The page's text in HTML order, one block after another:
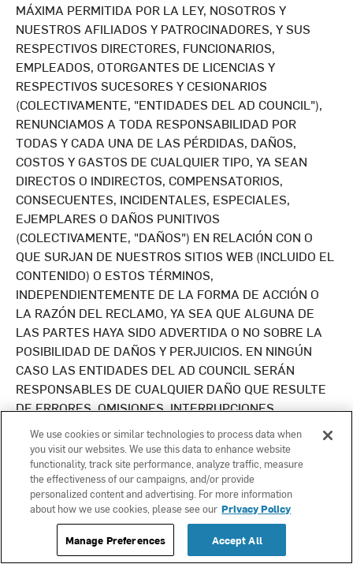
MÁXIMA PERMITIDA POR LA LEY, NOSOTROS Y
NUESTROS AFILIADOS Y PATROCINADORES, Y SUS
RESPECTIVOS DIRECTORES, FUNCIONARIOS,
EMPLEADOS, OTORGANTES DE LICENCIAS Y
RESPECTIVOS SUCESORES Y CESIONARIOS
(COLECTIVAMENTE, "ENTIDADES DEL AD COUNCIL"),
RENUNCIAMOS A TODA RESPONSABILIDAD POR
TODAS Y CADA UNA DE LAS PÉRDIDAS, DAÑOS,
COSTOS Y GASTOS DE CUALQUIER TIPO, YA SEAN
DIRECTOS O INDIRECTOS, COMPENSATORIOS,
CONSECUENTES, INCIDENTALES, ESPECIALES,
EJEMPLARES O DAÑOS PUNITIVOS
(COLECTIVAMENTE, "DAÑOS") EN RELACIÓN CON O
QUE SURJAN DE NUESTROS SITIOS WEB (INCLUIDO EL
CONTENIDO) O ESTOS TÉRMINOS,
INDEPENDIENTEMENTE DE LA FORMA DE ACCIÓN O
LA RAZÓN DEL RECLAMO, YA SEA QUE ALGUNA DE
LAS PARTES HAYA SIDO ADVERTIDA O NO SOBRE LA
POSIBILIDAD DE DAÑOS Y PERJUICIOS. EN NINGÚN
CASO LAS ENTIDADES DEL AD COUNCIL SERÁN
RESPONSABLES DE CUALQUIER DAÑO QUE RESULTE
DE ERRORES, OMISIONES, INTERRUPCIONES,
ELIMINACIÓN DE ARCHIVOS, DEFECTOS, RETRASOS EN
LA OPERACIÓN O TRANSMISIÓN, O CUALQUIER FALLA
EN EL RENDIMIENTO, YA SEA CAUSADA O NO POR
ACONTECIMIENTOS FUERA DEL CONTROL RAZONABLE
DEL AD COUNCIL, INCLUIDOS, ENTRE OTROS, CASOS
FORTUITOS, FALLAS DE LA LÍNEA DE COMUNICACIÓN,
ROBO, DESTRUCCIÓN O ACCESO NO AUTORIZADO A
LOS REGISTROS, PROGRAMAS O SERVICIOS DE ESTE
We use cookies or similar technologies to process data when
you visit our websites. We use this data to enhance website
functionality, track site performance, analyze traffic, measure
the effectiveness of our campaigns, and/or provide
personalized content and advertising. For more information
about how we use cookies, please see our Privacy Policy
Manage Preferences Accept All